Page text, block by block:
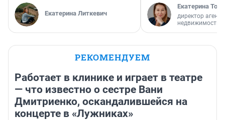
Екатерина Литкевич
Екатерина
директор
недвижимости
РЕКОМЕНДУЕМ
Работает в клинике и играет в театре
— что известно о сестре Вани
Дмитриенко, оскандалившейся на
концерте в «Лужниках»